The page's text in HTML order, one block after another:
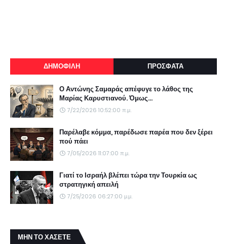
ΔΗΜΟΦΙΛΗ ΠΡΟΣΦΑΤΑ
Ο Αντώνης Σαμαράς απέφυγε το λάθος της
Μαρίας Καρυστιανού. Όμως...
7/22/2026 10:52:00 π.μ.
Παρέλαβε κόμμα, παρέδωσε παρέα που δεν ξέρει
πού πάει
7/05/2026 11:07:00 π.μ.
Γιατί το Ισραήλ βλέπει τώρα την Τουρκία ως
στρατηγική απειλή
7/25/2026 06:27:00 μ.μ.
ΜΗΝ ΤΟ ΧΑΣΕΤΕ